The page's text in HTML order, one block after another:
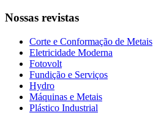
Nossas revistas
Corte e Conformação de Metais
Eletricidade Moderna
Fotovolt
Fundição e Serviços
Hydro
Máquinas e Metais
Plástico Industrial